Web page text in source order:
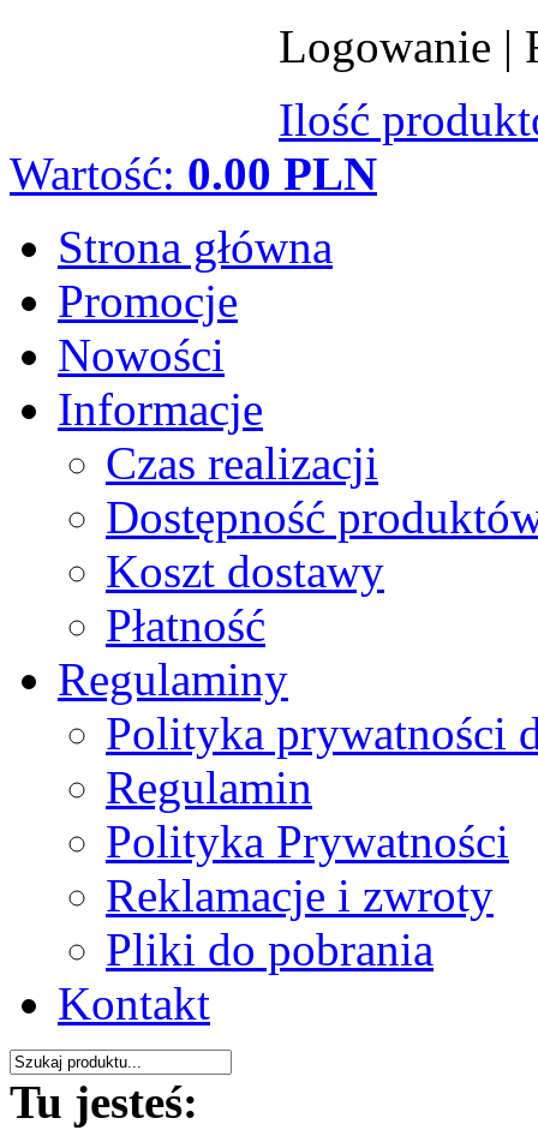
Logowanie |
Ilość
Wartość: 0.00 PLN
Strona główna
Promocje
Nowości
Informacje
Czas realizacji
Dostępność
Koszt dostawy
Płatność
Regulaminy
Polityka prywatności
Regulamin
Polityka Prywatności
Reklamacje i zwroty
Pliki do pobrania
Kontakt
Tu jesteś: